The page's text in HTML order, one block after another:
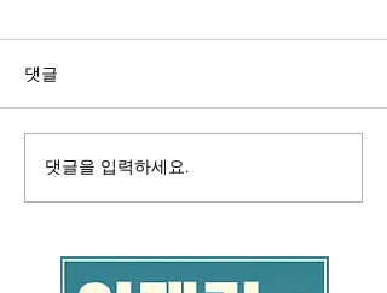
댓글
댓글을 입력하세요.